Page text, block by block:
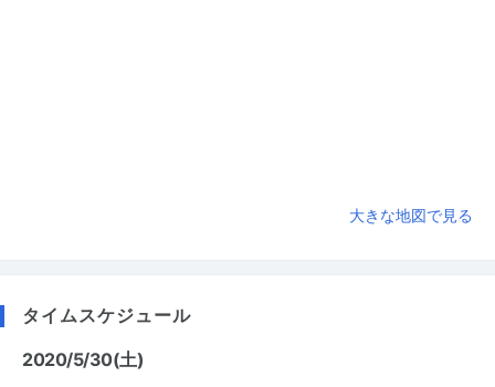
大きな地図で見る
タイムスケジュール
2020/5/30(土)